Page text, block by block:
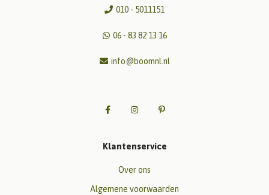
010 - 5011151
06 - 83 82 13 16
info@boomnl.nl
Klantenservice
Over ons
Algemene voorwaarden